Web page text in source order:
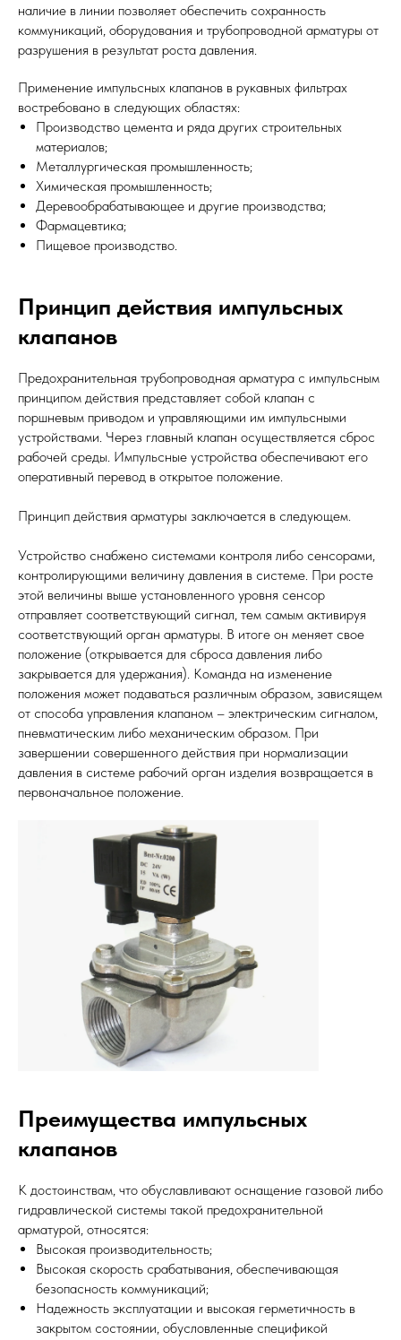
наличие в линии позволяет обеспечить сохранность
коммуникаций, оборудования и трубопроводной арматуры от
разрушения в результат роста давления.
Применение импульсных клапанов в рукавных фильтрах
востребовано в следующих областях:
Производство цемента и ряда других строительных
материалов;
Металлургическая промышленность;
Химическая промышленность;
Деревообрабатывающее и другие производства;
Фармацевтика;
Пищевое производство.
Принцип действия импульсных
клапанов
Предохранительная трубопроводная арматура с импульсным
принципом действия представляет собой клапан с
поршневым приводом и управляющими им импульсными
устройствами. Через главный клапан осуществляется сброс
рабочей среды. Импульсные устройства обеспечивают его
оперативный перевод в открытое положение.
Принцип действия арматуры заключается в следующем.
Устройство снабжено системами контроля либо сенсорами,
контролирующими величину давления в системе. При росте
этой величины выше установленного уровня сенсор
отправляет соответствующий сигнал, тем самым активируя
соответствующий орган арматуры. В итоге он меняет свое
положение (открывается для сброса давления либо
закрывается для удержания). Команда на изменение
положения может подаваться различным образом, зависящем
от способа управления клапаном – электрическим сигналом,
пневматическим либо механическим образом. При
завершении совершенного действия при нормализации
давления в системе рабочий орган изделия возвращается в
первоначальное положение.
Преимущества импульсных
клапанов
К достоинствам, что обуславливают оснащение газовой либо
гидравлической системы такой предохранительной
арматурой, относятся:
Высокая производительность;
Высокая скорость срабатывания, обеспечивающая
безопасность коммуникаций;
Надежность эксплуатации и высокая герметичность в
закрытом состоянии, обусловленные спецификой